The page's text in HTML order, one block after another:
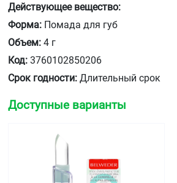
Действующее вещество:
Форма: Помада для губ
Объем: 4 г
Код: 3760102850206
Срок годности: Длительный срок
Доступные варианты